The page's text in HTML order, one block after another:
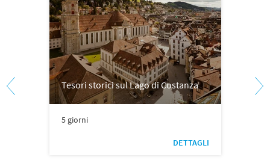
Tesori storici sul Lago di Costanza
5 giorni
DETTAGLI